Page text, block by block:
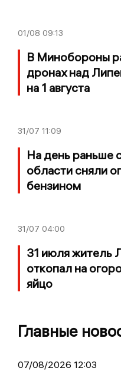
01/08 09:13
В Минобороны
дронах над
на 1 августа
31/07 11:09
На день раньше
области сняли
бензином
31/07 04:00
31 июля житель
откопал на
яйцо
Главные
07/08/2026 12:03